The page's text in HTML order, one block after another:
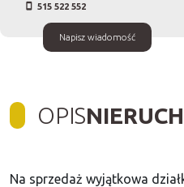
515 522 552
Napisz wiadomość
OPIS
Na sprzedaż wyjątkowa